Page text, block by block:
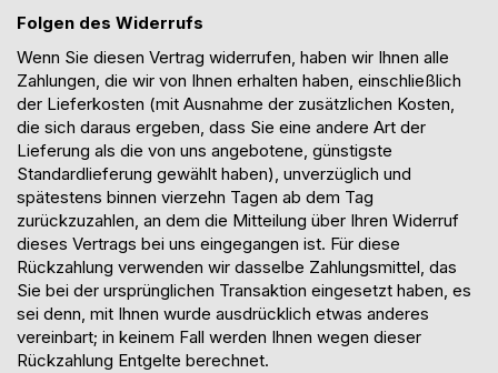
Folgen des Widerrufs
Wenn Sie diesen Vertrag widerrufen, haben wir Ihnen alle
Zahlungen, die wir von Ihnen erhalten haben, einschließlich
der Lieferkosten (mit Ausnahme der zusätzlichen Kosten,
die sich daraus ergeben, dass Sie eine andere Art der
Lieferung als die von uns angebotene, günstigste
Standardlieferung gewählt haben), unverzüglich und
spätestens binnen vierzehn Tagen ab dem Tag
zurückzuzahlen, an dem die Mitteilung über Ihren Widerruf
dieses Vertrags bei uns eingegangen ist. Für diese
Rückzahlung verwenden wir dasselbe Zahlungsmittel, das
Sie bei der ursprünglichen Transaktion eingesetzt haben, es
sei denn, mit Ihnen wurde ausdrücklich etwas anderes
vereinbart; in keinem Fall werden Ihnen wegen dieser
Rückzahlung Entgelte berechnet.